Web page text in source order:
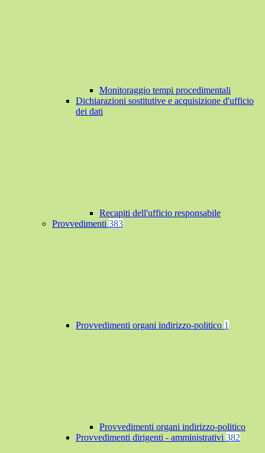
Monitoraggio tempi procedimentali
Dichiarazioni sostitutive e acquisizione d'ufficio
dei dati
Recapiti dell'ufficio responsabile
Provvedimenti 383
Provvedimenti organi indirizzo-politico 1
Provvedimenti organi indirizzo-politico
Provvedimenti dirigenti - amministrativi 382